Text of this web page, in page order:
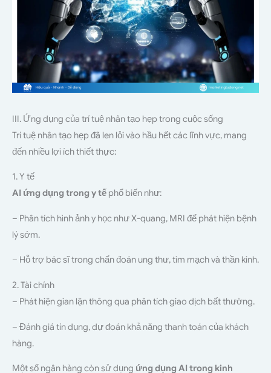
III. Ứng dụng của trí tuệ nhân tạo hẹp trong cuộc sống
Trí tuệ nhân tạo hẹp đã len lỏi vào hầu hết các lĩnh vực, mang
đến nhiều lợi ích thiết thực:
1. Y tế
AI ứng dụng trong y tế phổ biến như:
– Phân tích hình ảnh y học như X-quang, MRI để phát hiện bệnh
lý sớm.
– Hỗ trợ bác sĩ trong chẩn đoán ung thư, tim mạch và thần kinh.
2. Tài chính
– Phát hiện gian lận thông qua phân tích giao dịch bất thường.
– Đánh giá tín dụng, dự đoán khả năng thanh toán của khách
hàng.
Một số ngân hàng còn sử dụng ứng dụng AI trong kinh